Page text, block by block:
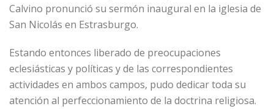
Calvino pronunció su sermón inaugural en la iglesia de
San Nicolás en Estrasburgo.
Estando entonces liberado de preocupaciones
eclesiásticas y políticas y de las correspondientes
actividades en ambos campos, pudo dedicar toda su
atención al perfeccionamiento de la doctrina religiosa.